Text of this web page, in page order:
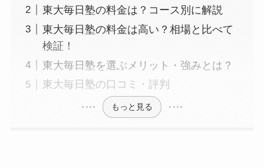
東大毎日塾の料金は？コース別に解説
東大毎日塾の料金は高い？相場と比べて
検証！
東大毎日塾を選ぶメリット・強みとは？
東大毎日塾の口コミ・評判
もっと見る